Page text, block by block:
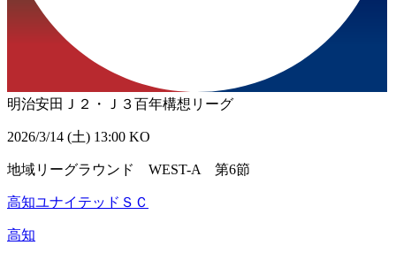
明治安田Ｊ２・Ｊ３百年構想リーグ
2026/3/14 (土) 13:00 KO
地域リーグラウンド WEST-A 第6節
高知ユナイテッドＳＣ
高知